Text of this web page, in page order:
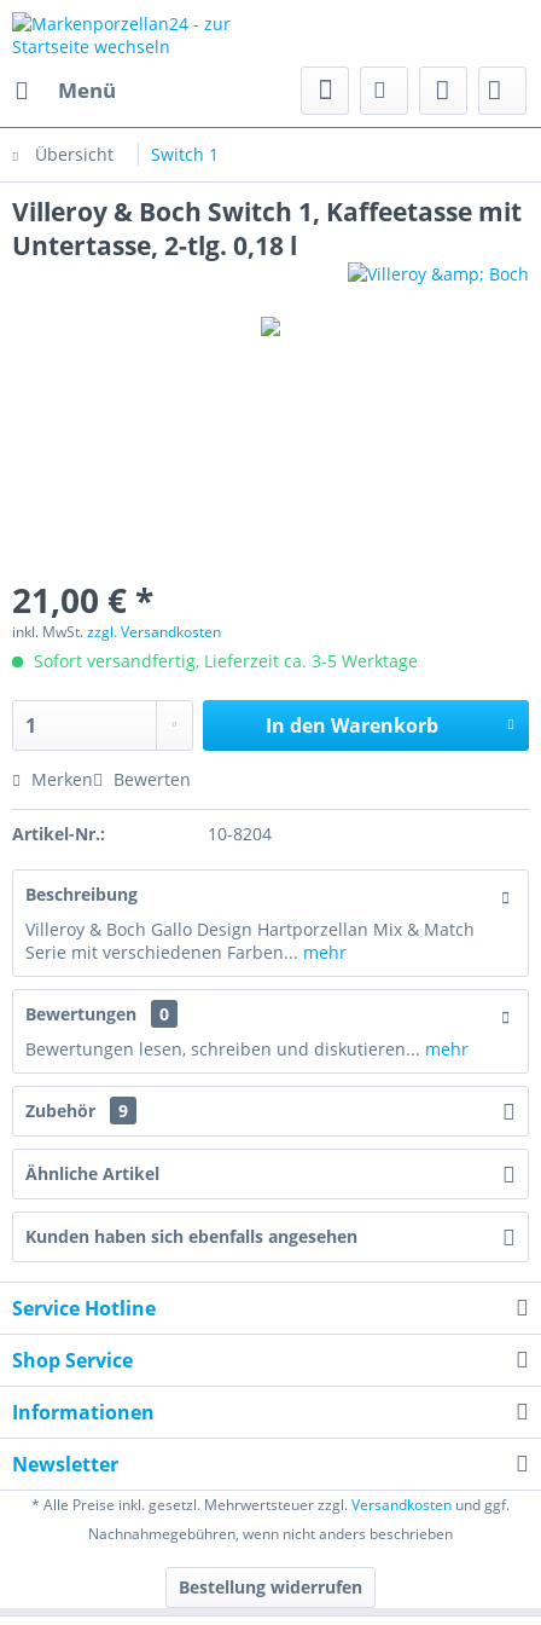
Menü
Übersicht Switch 1
Villeroy & Boch Switch 1, Kaffeetasse mit
Untertasse, 2-tlg. 0,18 l
21,00 € *
inkl. MwSt.zzgl. Versandkosten
Sofort versandfertig, Lieferzeit ca. 3-5 Werktage
In den Warenkorb
Merken Bewerten
Artikel-Nr.: 10-8204
Beschreibung
Villeroy & Boch Gallo Design Hartporzellan Mix & Match
Serie mit verschiedenen Farben... mehr
Bewertungen
0
Bewertungen lesen, schreiben und diskutieren... mehr
Zubehör 9
Ähnliche Artikel
Kunden haben sich ebenfalls angesehen
Service Hotline
Shop Service
Informationen
Newsletter
* Alle Preise inkl. gesetzl. Mehrwertsteuer zzgl.Versandkosten und ggf.
Nachnahmegebühren, wenn nicht anders beschrieben
Bestellung widerrufen